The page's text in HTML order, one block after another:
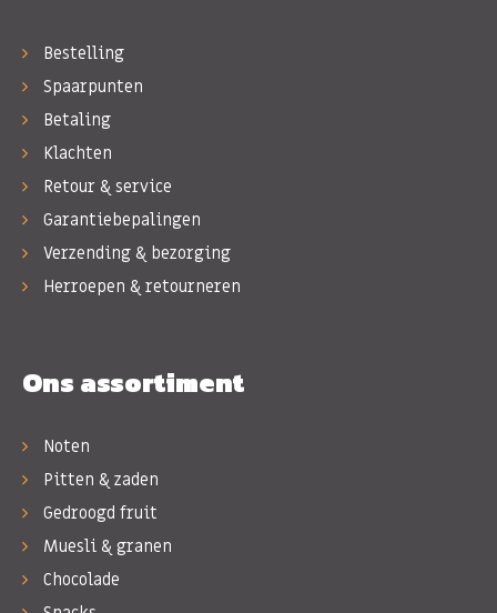
Bestelling
Spaarpunten
Betaling
Klachten
Retour & service
Garantiebepalingen
Verzending & bezorging
Herroepen & retourneren
Ons assortiment
Noten
Pitten & zaden
Gedroogd fruit
Muesli & granen
Chocolade